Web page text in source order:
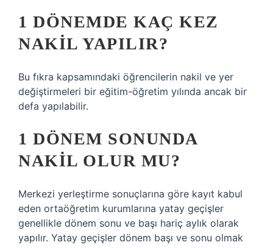
1 DÖNEMDE KAÇ KEZ
NAKIL YAPILIR?
Bu fıkra kapsamındaki öğrencilerin nakil ve yer
değiştirmeleri bir eğitim-öğretim yılında ancak bir
defa yapılabilir.
1 DÖNEM SONUNDA
NAKIL OLUR MU?
Merkezi yerleştirme sonuçlarına göre kayıt kabul
eden ortaöğretim kurumlarına yatay geçişler
genellikle dönem sonu ve başı hariç aylık olarak
yapılır. Yatay geçişler dönem başı ve sonu olmak